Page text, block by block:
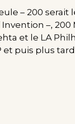
– 200
Invention –,
et le LA
puis plus tard